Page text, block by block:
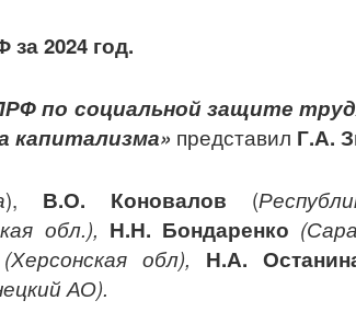
2024 год.
по социальной защите
капитализма» представил Г.А.
), В.О. Коновалов (
обл.), Н.Н. Бондаренко
(Херсонская обл), Н.А.
АО).